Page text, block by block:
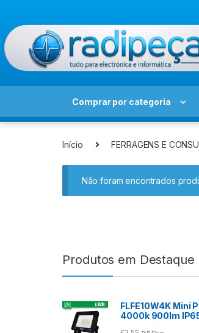
Comprar por categoria
Início FERRAGENS E
Não foram encontrados
Produtos em Destaque
FLFE10W4K Mini
4000k 900lm